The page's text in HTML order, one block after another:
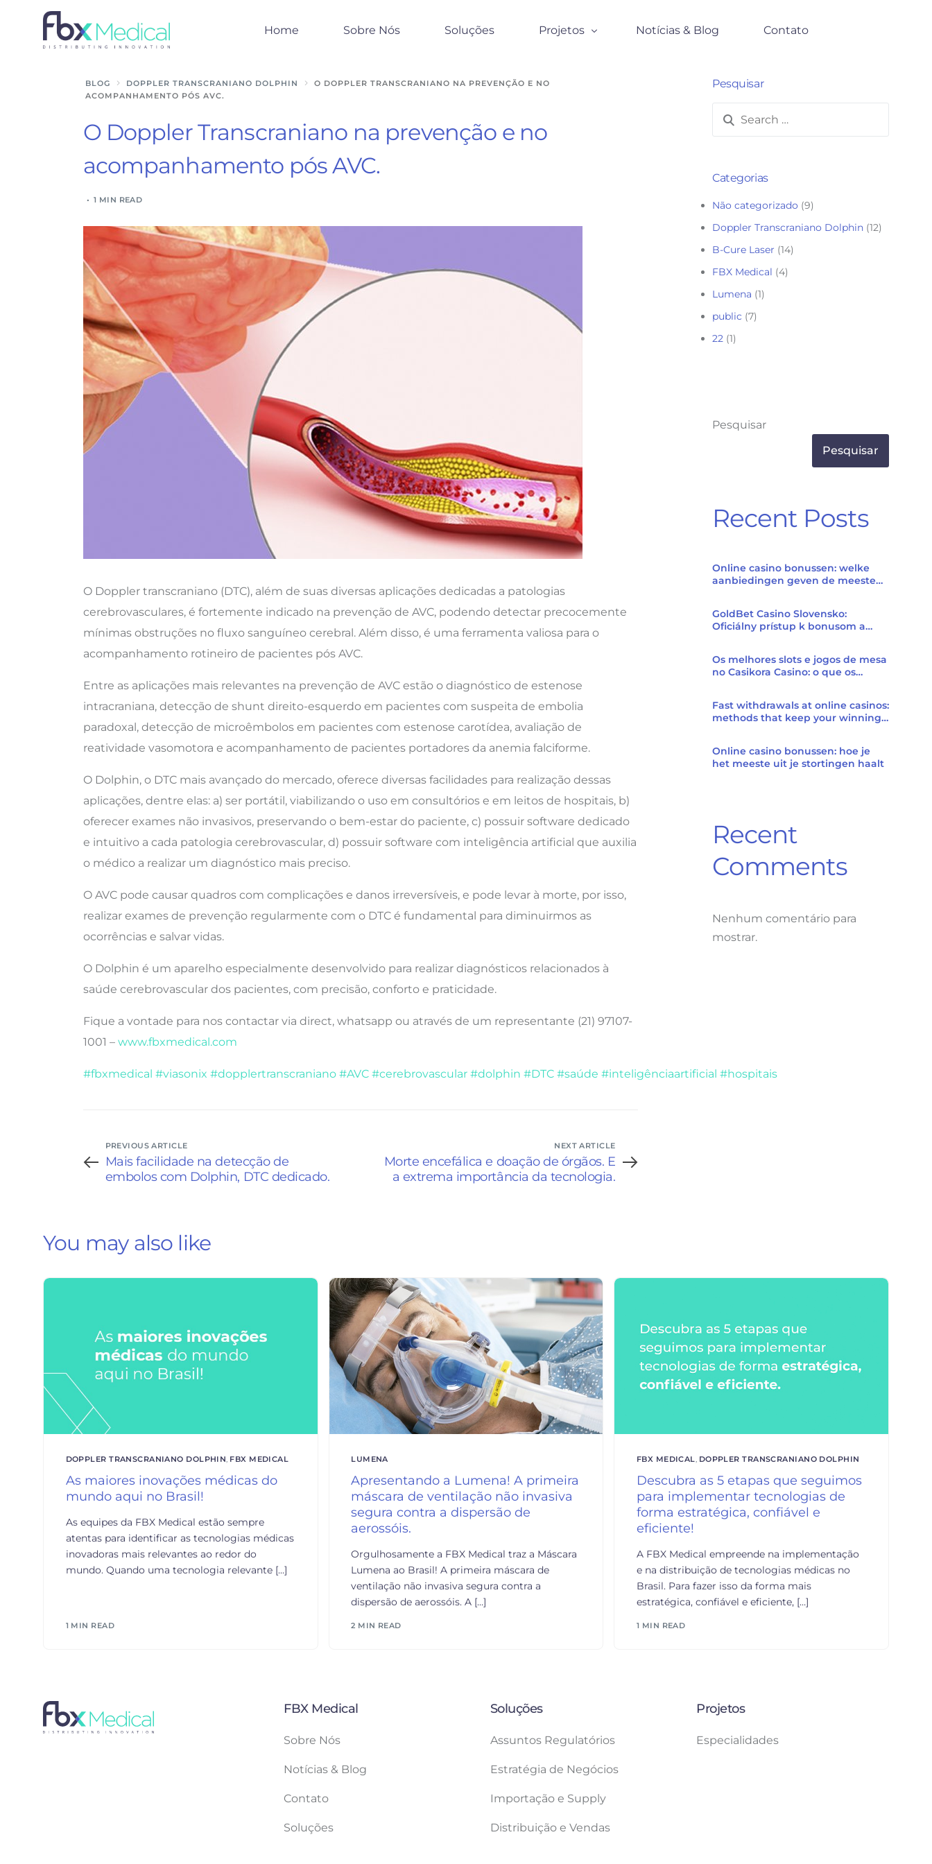
Home Sobre Nós Soluções Projetos
Covid -19
Teste Rápido Covid
Termômetro infravermelho
B-Cure Dental
Veterinária
B-Cure Vet
BiliCare
Saúde Respiratória
Lumena
Notícias & Blog Contato
BLOG DOPPLER TRANSCRANIANO DOLPHIN
O DOPPLER TRANSCRANIANO NA PREVENÇÃO E NO
ACOMPANHAMENTO PÓS AVC.
O Doppler Transcraniano na prevenção e no
acompanhamento pós AVC.
1 MIN READ
O Doppler transcraniano (DTC), além de suas diversas aplicações dedicadas a patologias
cerebrovasculares, é fortemente indicado na prevenção de AVC, podendo detectar precocemente
mínimas obstruções no fluxo sanguíneo cerebral. Além disso, é uma ferramenta valiosa para o
acompanhamento rotineiro de pacientes pós AVC.
Entre as aplicações mais relevantes na prevenção de AVC estão o diagnóstico de estenose
intracraniana, detecção de shunt direito-esquerdo em pacientes com suspeita de embolia
paradoxal, detecção de microêmbolos em pacientes com estenose carotídea, avaliação de
reatividade vasomotora e acompanhamento de pacientes portadores da anemia falciforme.
O Dolphin, o DTC mais avançado do mercado, oferece diversas facilidades para realização dessas
aplicações, dentre elas: a) ser portátil, viabilizando o uso em consultórios e em leitos de hospitais, b)
oferecer exames não invasivos, preservando o bem-estar do paciente, c) possuir software dedicado
e intuitivo a cada patologia cerebrovascular, d) possuir software com inteligência artificial que auxilia
o médico a realizar um diagnóstico mais preciso.
O AVC pode causar quadros com complicações e danos irreversíveis, e pode levar à morte, por isso,
realizar exames de prevenção regularmente com o DTC é fundamental para diminuirmos as
ocorrências e salvar vidas.
O Dolphin é um aparelho especialmente desenvolvido para realizar diagnósticos relacionados à
saúde cerebrovascular dos pacientes, com precisão, conforto e praticidade.
Fique a vontade para nos contactar via direct, whatsapp ou através de um representante (21) 97107-
1001 – www.fbxmedical.com
#fbxmedical #viasonix #dopplertranscraniano #AVC #cerebrovascular #dolphin #DTC #saúde #inteligênciaartificial #hospitais
PREVIOUS ARTICLE
Mais facilidade na detecção de
embolos com Dolphin, DTC dedicado.
NEXT ARTICLE
Morte encefálica e doação de órgãos. E
a extrema importância da tecnologia.
Pesquisar
Categorias
Não categorizado (9)
Doppler Transcraniano Dolphin (12)
B-Cure Laser (14)
FBX Medical (4)
Lumena (1)
public (7)
22 (1)
Pesquisar
Pesquisar
Recent Posts
Online casino bonussen: welke
aanbiedingen geven de meeste
GoldBet Casino Slovensko:
Oficiálny prístup k bonusom a
Os melhores slots e jogos de mesa
no Casikora Casino: o que os
Fast withdrawals at online casinos:
methods that keep your winnings
Online casino bonussen: hoe je
het meeste uit je stortingen haalt
Recent
Comments
Nenhum comentário para
mostrar.
You may also like
DOPPLER TRANSCRANIANO DOLPHIN, FBX MEDICAL
As maiores inovações médicas do
mundo aqui no Brasil!
As equipes da FBX Medical estão sempre
atentas para identificar as tecnologias médicas
inovadoras mais relevantes ao redor do
mundo. Quando uma tecnologia relevante […]
1 MIN READ
LUMENA
Apresentando a Lumena! A primeira
máscara de ventilação não invasiva
segura contra a dispersão de
aerossóis.
Orgulhosamente a FBX Medical traz a Máscara
Lumena ao Brasil! A primeira máscara de
ventilação não invasiva segura contra a
dispersão de aerossóis. A […]
2 MIN READ
FBX MEDICAL, DOPPLER TRANSCRANIANO DOLPHIN
Descubra as 5 etapas que seguimos
para implementar tecnologias de
forma estratégica, confiável e
eficiente!
A FBX Medical empreende na implementação
e na distribuição de tecnologias médicas no
Brasil. Para fazer isso da forma mais
estratégica, confiável e eficiente, […]
1 MIN READ
FBX Medical
Sobre Nós
Notícias & Blog
Contato
Soluções
Soluções
Assuntos Regulatórios
Estratégia de Negócios
Importação e Supply
Distribuição e Vendas
Projetos
Especialidades